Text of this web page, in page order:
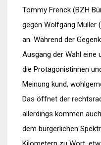
Tommy Frenck (BZH
gegen Wolfgang Müller
an. Während der
Ausgang der Wahl eine
die Protagonistinnen
Meinung kund,
Das öffnet der
allerdings kommen
dem bürgerlichen